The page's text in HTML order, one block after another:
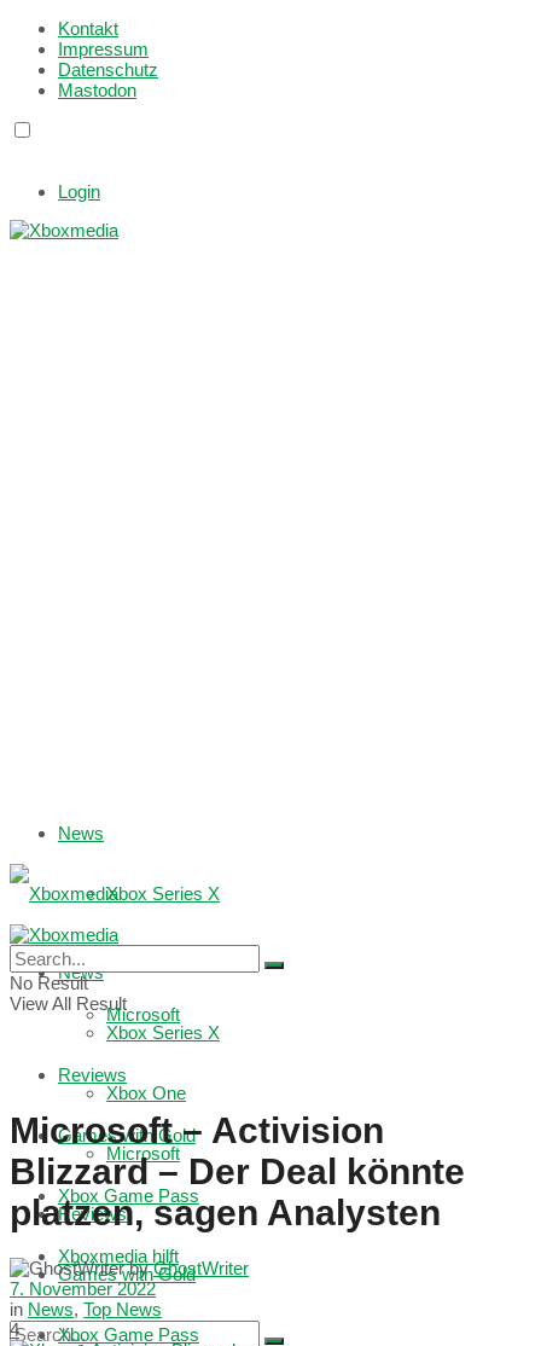
Kontakt
Impressum
Datenschutz
Mastodon
Login
News
Xbox Series X
Microsoft
Reviews
Games with Gold
Xbox Game Pass
Xboxmedia hilft
News
Xbox Series X
Xbox One
Microsoft
Reviews
Games with Gold
Xbox Game Pass
No Result
View All Result
Microsoft – Activision
Blizzard – Der Deal könnte
platzen, sagen Analysten
by GhostWriter
7. November 2022
in News, Top News
4